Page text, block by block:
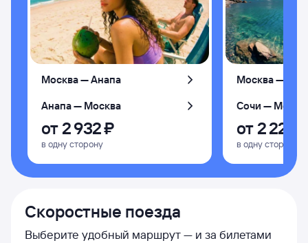
Москва — Анапа
Анапа — Москва
от 2 ⁠932 ⁠₽
в одну сторону
Москва —
Сочи —
от 2 ⁠226
в одну сторону
Скоростные поезда
Выберите удобный маршрут — и за билетами